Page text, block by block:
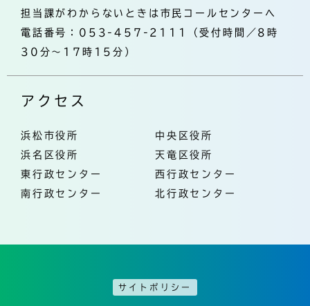
担当課がわからないときは市民コールセンターへ
電話番号：053-457-2111（受付時間／8時
30分～17時15分）
アクセス
浜松市役所
中央区役所
浜名区役所
天竜区役所
東行政センター
西行政センター
南行政センター
北行政センター
サイトポリシー